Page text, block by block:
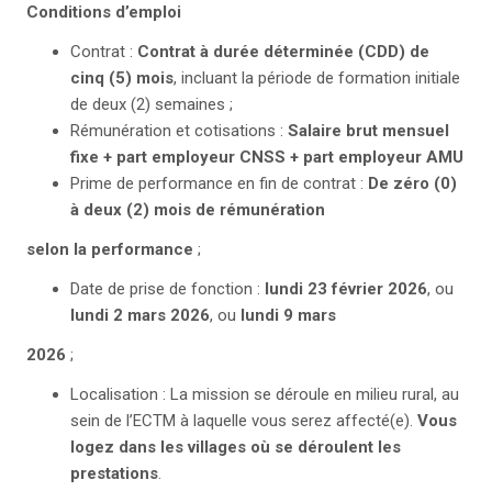
Conditions d’emploi
Contrat : Contrat à durée déterminée (CDD) de
cinq (5) mois, incluant la période de formation initiale
de deux (2) semaines ;
Rémunération et cotisations : Salaire brut mensuel
fixe + part employeur CNSS + part employeur AMU
Prime de performance en fin de contrat : De zéro (0)
à deux (2) mois de rémunération
selon la performance ;
Date de prise de fonction : lundi 23 février 2026, ou
lundi 2 mars 2026, ou lundi 9 mars
2026 ;
Localisation : La mission se déroule en milieu rural, au
sein de l’ECTM à laquelle vous serez affecté(e). Vous
logez dans les villages où se déroulent les
prestations.